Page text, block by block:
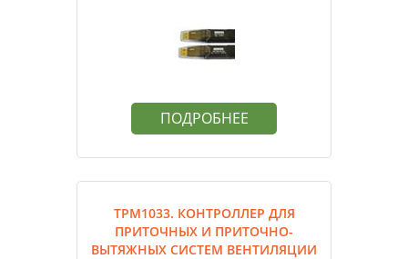
ПОДРОБНЕЕ
ТРМ1033. КОНТРОЛЛЕР ДЛЯ
ПРИТОЧНЫХ И ПРИТОЧНО-
ВЫТЯЖНЫХ СИСТЕМ ВЕНТИЛЯЦИИ